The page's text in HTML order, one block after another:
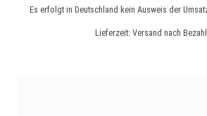
Es erfolgt in Deutschland kein Ausweis der
Lieferzeit: Versand nach